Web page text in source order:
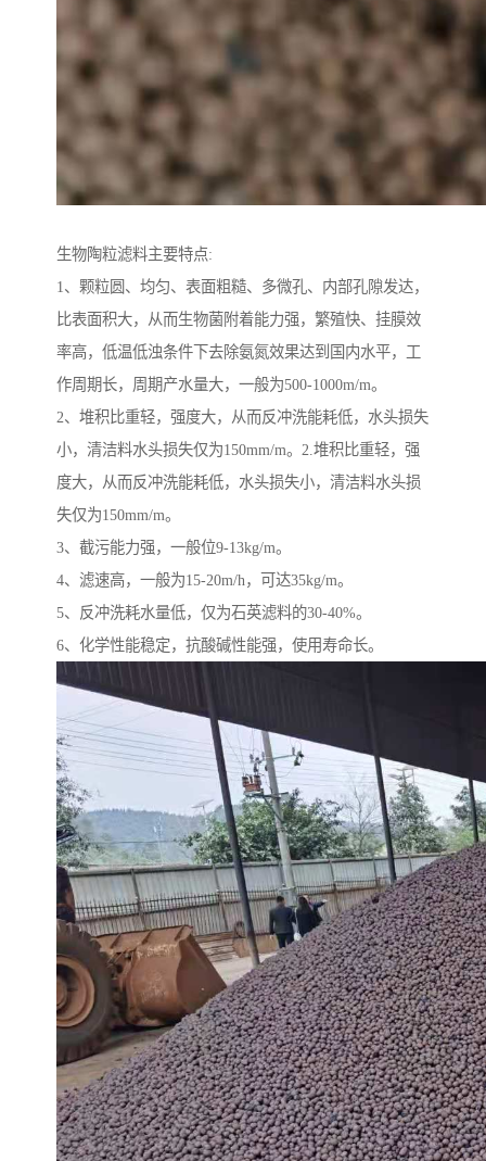
生物陶粒滤料主要特点:
1、颗粒圆、均匀、表面粗糙、多微孔、内部孔隙发达，
比表面积大，从而生物菌附着能力强，繁殖快、挂膜效
率高，低温低浊条件下去除氨氮效果达到国内水平，工
作周期长，周期产水量大，一般为500-1000m/m。
2、堆积比重轻，强度大，从而反冲洗能耗低，水头损失
小，清洁料水头损失仅为150mm/m。2.堆积比重轻，强
度大，从而反冲洗能耗低，水头损失小，清洁料水头损
失仅为150mm/m。
3、截污能力强，一般位9-13kg/m。
4、滤速高，一般为15-20m/h，可达35kg/m。
5、反冲洗耗水量低，仅为石英滤料的30-40%。
6、化学性能稳定，抗酸碱性能强，使用寿命长。